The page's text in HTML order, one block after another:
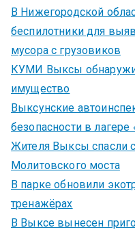
В Нижегородской
беспилотники для
мусора с грузовиков
КУМИ Выксы
имущество
Выксунские
безопасности в
Жителя Выксы спасли
Молитовского моста
В парке обновили
тренажёрах
В Выксе вынесен